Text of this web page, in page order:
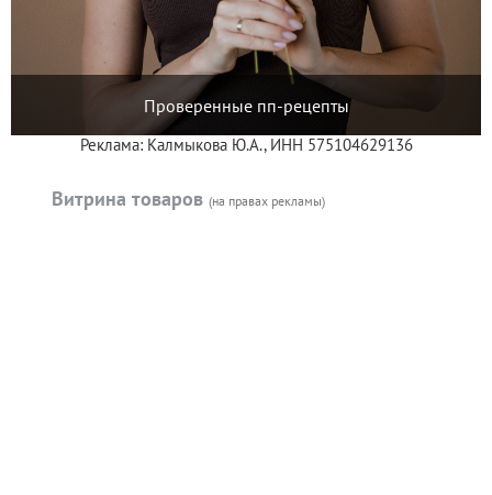
Проверенные пп-рецепты
Реклама: Калмыкова Ю.А., ИНН 575104629136
Витрина товаров (на правах рекламы)